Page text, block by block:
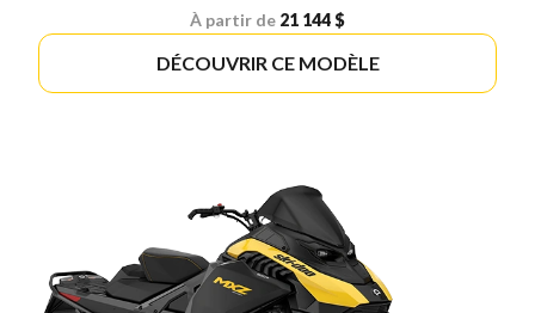
À partir de 21 144 $
DÉCOUVRIR CE MODÈLE